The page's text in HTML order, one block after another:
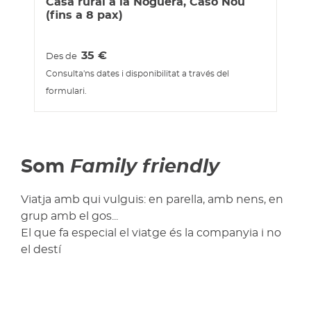
Casa rural a la Noguera, Caso Nou
(fins a 8 pax)
Des de 35€
Consulta'ns dates i disponibilitat a través del
formulari.
Som Family friendly
Viatja amb qui vulguis: en parella, amb nens, en
grup amb el gos...
El que fa especial el viatge és la companyia i no
el destí